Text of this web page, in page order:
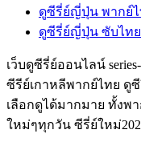
ดูซีรี่ย์ญี่ปุ่น พากย์
ดูซีรี่ย์ญี่ปุ่น ซับไทย
เว็บดูซีรี่ย์ออนไลน์
ซีรีย์เกาหลีพากย์ไทย ดู
เลือกดูได้มากมาย ทั้งพ
ใหม่ๆทุกวัน ซีรี่ย์ใหม่